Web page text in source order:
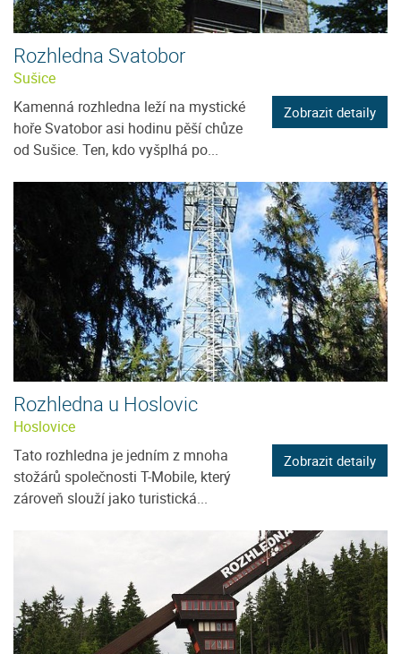
Rozhledna Svatobor
Sušice
Kamenná rozhledna leží na mystické
hoře Svatobor asi hodinu pěší chůze
od Sušice. Ten, kdo vyšplhá po...
Zobrazit detaily
Rozhledna u Hoslovic
Hoslovice
Tato rozhledna je jedním z mnoha
stožárů společnosti T-Mobile, který
zároveň slouží jako turistická...
Zobrazit detaily